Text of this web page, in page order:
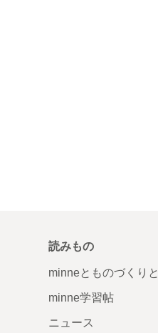
読みもの
minneとものづくりと
minne学習帖
ニュース